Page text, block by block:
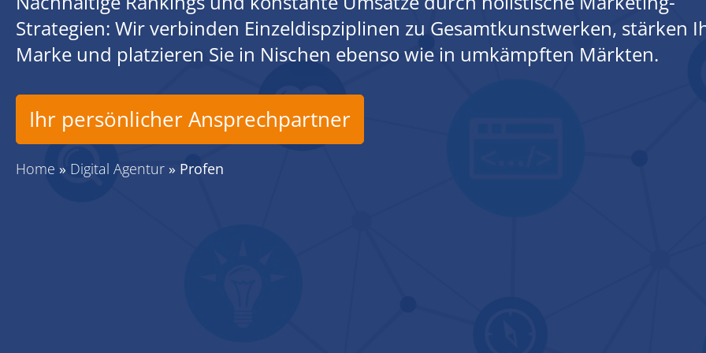
Strategien: Wir verbinden Einzeldispziplinen zu Gesamtkunstwerken, stärken
Marke und platzieren Sie in Nischen ebenso wie in umkämpften Märkten.
Ihr persönlicher Ansprechpartner
Home » Digital Agentur » Profen